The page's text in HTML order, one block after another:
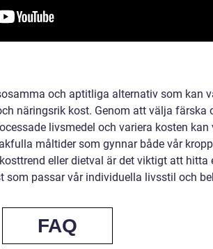
och aptitliga alternativ som kan
näringsrik kost. Genom att välja färska
livsmedel och variera kosten kan
måltider som gynnar både vår
eller dietval är det viktigt att hitta
som passar vår individuella livsstil och
FAQ